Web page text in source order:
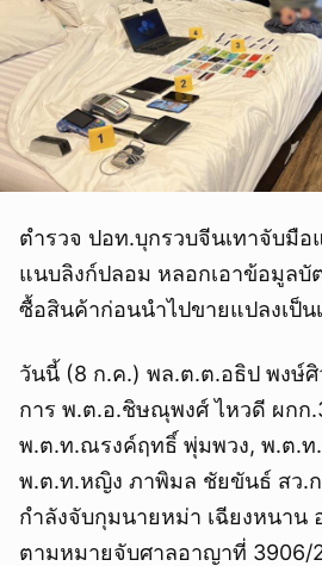
ตำรวจ ปอท.บุกรวบจีนเทาจับมือ
แนบลิงก์ปลอม หลอกเอาข้อมูลบั
ซื้อสินค้าก่อนนำไปขายแปลงเป็น
วันนี้ (8 ก.ค.) พล.ต.ต.อธิป พงษ์
การ พ.ต.อ.ชิษณุพงศ์ ไหวดี ผกก
พ.ต.ท.ณรงค์ฤทธิ์ พุ่มพวง, พ.ต.ท
พ.ต.ท.หญิง ภาพิมล ชัยขันธ์ สว.
กำลังจับกุมนายหม่า เฉียงหนาน
ตามหมายจับศาลอาญาที่ 3906/